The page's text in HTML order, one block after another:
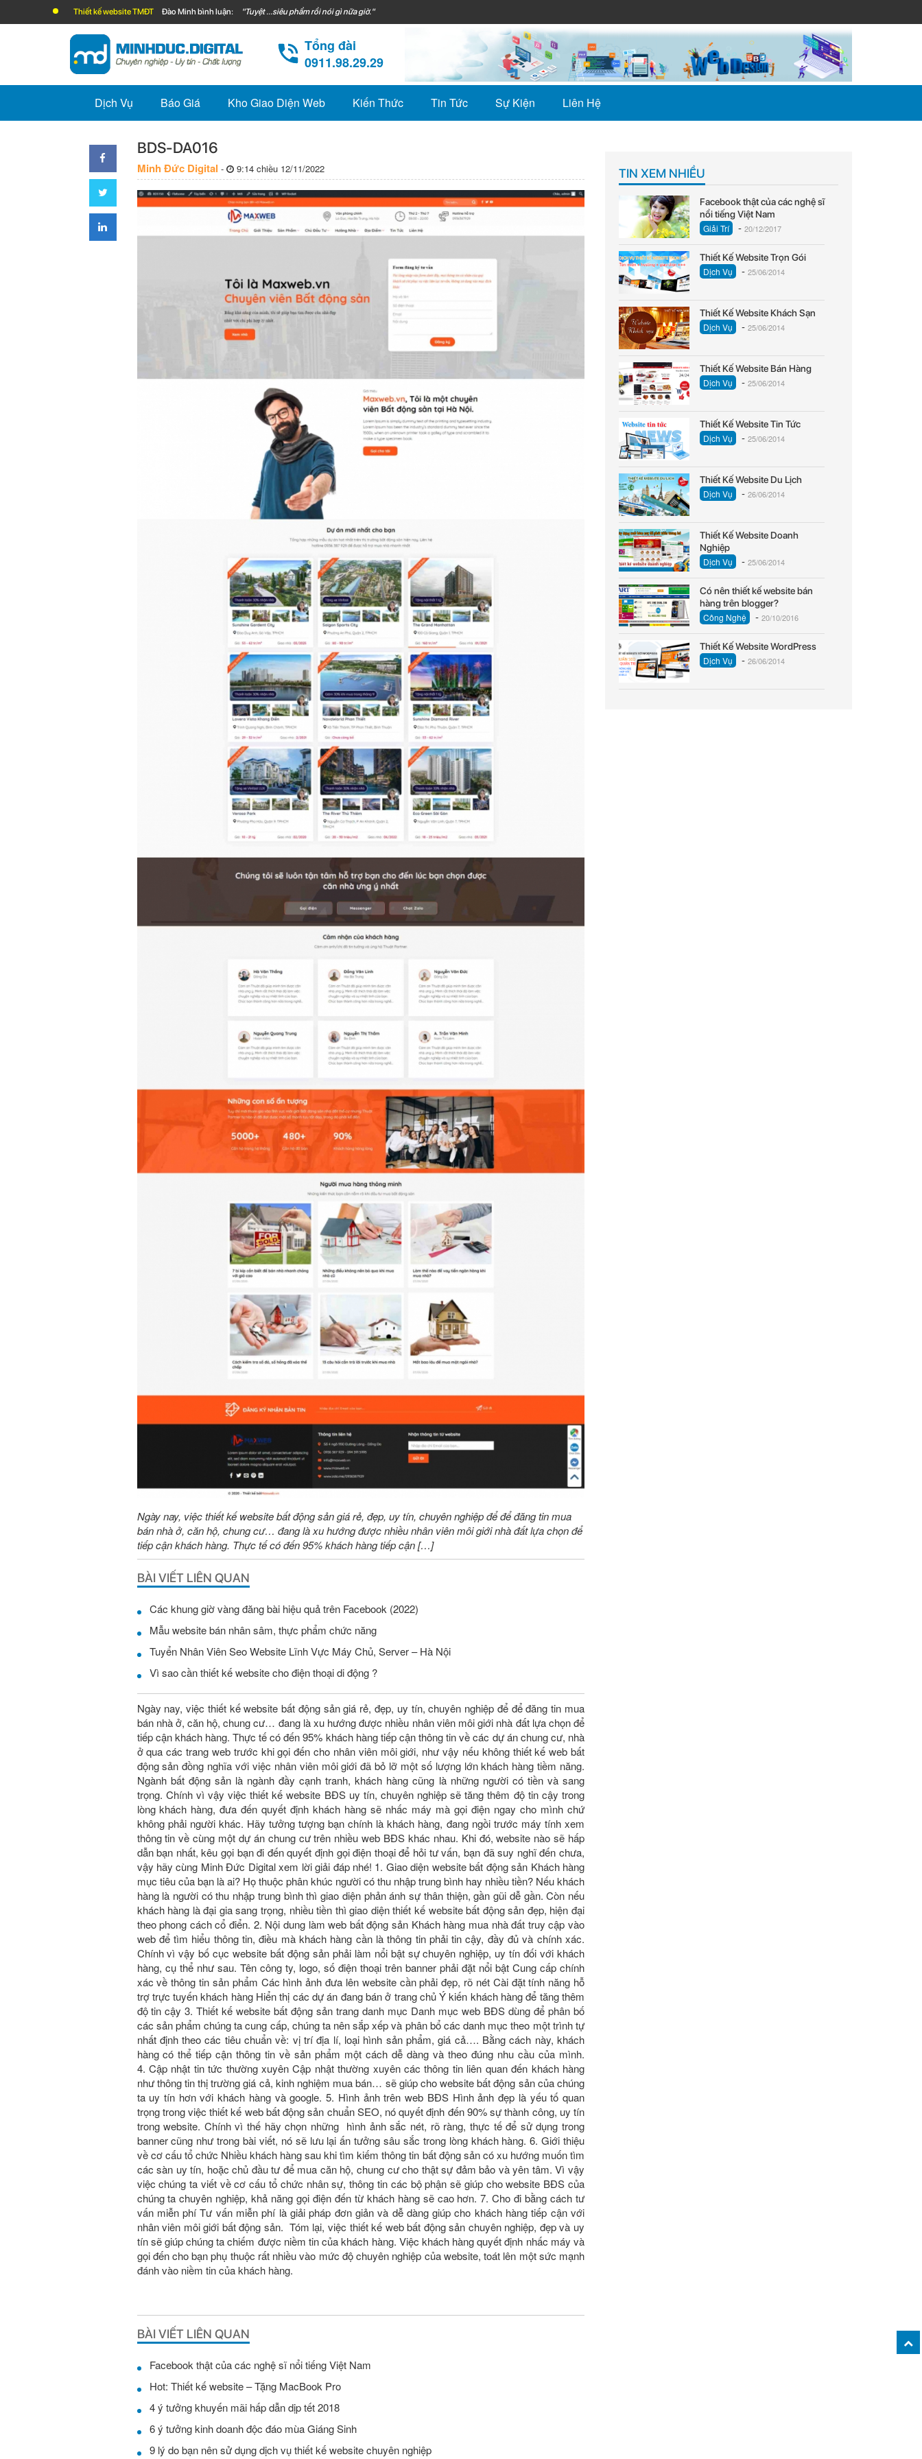
Thiết kế website TMĐT Đào Minh bình luận: "Tuyệt ...siêu phẩm rồi nói gì nữa giờ."
Tổng đài
0911.98.29.29
Dịch Vụ Báo Giá Kho Giao Diện Web Kiến Thức Tin Tức Sự Kiện Liên Hệ
BDS-DA016
Minh Đức Digital - 9:14 chiều 12/11/2022
Ngày nay, việc thiết kế website bất động sản giá rẻ, đẹp, uy tín, chuyên nghiệp để để đăng tin mua
bán nhà ở, căn hộ, chung cư… đang là xu hướng được nhiều nhân viên môi giới nhà đất lựa chọn để
tiếp cận khách hàng. Thực tế có đến 95% khách hàng tiếp cận […]
BÀI VIẾT LIÊN QUAN
Các khung giờ vàng đăng bài hiệu quả trên Facebook (2022)
Mẫu website bán nhân sâm, thực phẩm chức năng
Tuyển Nhân Viên Seo Website Lĩnh Vực Máy Chủ, Server – Hà Nội
Vì sao cần thiết kế website cho điện thoại di động ?
Ngày nay, việc thiết kế website bất động sản giá rẻ, đẹp, uy tín, chuyên nghiệp để để đăng tin mua
bán nhà ở, căn hộ, chung cư… đang là xu hướng được nhiều nhân viên môi giới nhà đất lựa chọn để
tiếp cận khách hàng. Thực tế có đến 95% khách hàng tiếp cận thông tin về các dự án chung cư, nhà
ở qua các trang web trước khi gọi đến cho nhân viên môi giới, như vậy nếu không thiết kế web bất
động sản đồng nghĩa với việc nhân viên môi giới đã bỏ lỡ một số lượng lớn khách hàng tiềm năng.
Ngành bất động sản là ngành đầy cạnh tranh, khách hàng cũng là những người có tiền và sang
trọng. Chính vì vậy việc thiết kế website BĐS uy tín, chuyên nghiệp sẽ tăng thêm độ tin cậy trong
lòng khách hàng, đưa đến quyết định khách hàng sẽ nhấc máy mà gọi điện ngay cho mình chứ
không phải người khác. Hãy tưởng tượng bạn chính là khách hàng, đang ngồi trước máy tính xem
thông tin về cùng một dự án chung cư trên nhiều web BĐS khác nhau. Khi đó, website nào sẽ hấp
dẫn bạn nhất, kêu gọi bạn đi đến quyết định gọi điện thoại để hỏi tư vấn, bạn đã suy nghĩ đến chưa,
vậy hãy cùng Minh Đức Digital xem lời giải đáp nhé! 1. Giao diện website bất động sản Khách hàng
mục tiêu của bạn là ai? Họ thuộc phân khúc người có thu nhập trung bình hay nhiều tiền? Nếu khách
hàng là người có thu nhập trung bình thì giao diện phản ánh sự thân thiện, gần gũi dễ gần. Còn nếu
khách hàng là đại gia sang trọng, nhiều tiền thì giao diện thiết kế website bất động sản đẹp, hiện đại
theo phong cách cổ điển. 2. Nội dung làm web bất động sản Khách hàng mua nhà đất truy cập vào
web để tìm hiểu thông tin, điều mà khách hàng cần là thông tin phải tin cậy, đầy đủ và chính xác.
Chính vì vậy bố cục website bất động sản phải làm nổi bật sự chuyên nghiệp, uy tín đối với khách
hàng, cụ thể như sau. Tên công ty, logo, số điện thoại trên banner phải đặt nổi bật Cung cấp chính
xác về thông tin sản phẩm Các hình ảnh đưa lên website cần phải đẹp, rõ nét Cài đặt tính năng hỗ
trợ trực tuyến khách hàng Hiển thị các dự án đang bán ở trang chủ Ý kiến khách hàng để tăng thêm
độ tin cậy 3. Thiết kế website bất động sản trang danh mục Danh mục web BĐS dùng để phân bố
các sản phẩm chúng ta cung cấp, chúng ta nên sắp xếp và phân bổ các danh mục theo một trình tự
nhất định theo các tiêu chuẩn về: vị trí địa lí, loại hình sản phẩm, giá cả…. Bằng cách này, khách
hàng có thể tiếp cận thông tin về sản phẩm một cách dễ dàng và theo đúng nhu cầu của mình.
4. Cập nhật tin tức thường xuyên Cập nhật thường xuyên các thông tin liên quan đến khách hàng
như thông tin thị trường giá cả, kinh nghiệm mua bán… sẽ giúp cho website bất động sản của chúng
ta uy tín hơn với khách hàng và google. 5. Hình ảnh trên web BĐS Hình ảnh đẹp là yếu tố quan
trọng trong việc thiết kế web bất động sản chuẩn SEO, nó quyết định đến 90% sự thành công, uy tín
trong website. Chính vì thế hãy chọn những hình ảnh sắc nét, rõ ràng, thực tế để sử dụng trong
banner cũng như trong bài viết, nó sẽ lưu lại ấn tưởng sâu sắc trong lòng khách hàng. 6. Giới thiệu
về cơ cấu tổ chức Nhiều khách hàng sau khi tìm kiếm thông tin bất động sản có xu hướng muốn tìm
các sàn uy tín, hoặc chủ đầu tư để mua căn hộ, chung cư cho thật sự đảm bảo và yên tâm. Vì vậy
việc chúng ta viết về cơ cấu tổ chức nhân sự, thông tin các bộ phận sẽ giúp cho website BĐS của
chúng ta chuyên nghiệp, khả năng gọi điện đến từ khách hàng sẽ cao hơn. 7. Cho đi bằng cách tư
vấn miễn phí Tư vấn miễn phí là giải pháp đơn giản và dễ dàng giúp cho khách hàng tiếp cận với
nhân viên môi giới bất động sản. Tóm lại, việc thiết kế web bất động sản chuyên nghiệp, đẹp và uy
tín sẽ giúp chúng ta chiếm được niềm tin của khách hàng. Việc khách hàng quyết định nhấc máy và
gọi đến cho bạn phụ thuộc rất nhiều vào mức độ chuyên nghiệp của website, toát lên một sức mạnh
đánh vào niềm tin của khách hàng.
BÀI VIẾT LIÊN QUAN
Facebook thật của các nghệ sĩ nổi tiếng Việt Nam
Hot: Thiết kế website – Tặng MacBook Pro
4 ý tưởng khuyến mãi hấp dẫn dịp tết 2018
6 ý tưởng kinh doanh độc đáo mùa Giáng Sinh
9 lý do bạn nên sử dụng dịch vụ thiết kế website chuyên nghiệp
TIN XEM NHIỀU
Facebook thật của các nghệ sĩ
nổi tiếng Việt Nam
Giải Trí - 20/12/2017
Thiết Kế Website Trọn Gói
Dịch Vụ - 25/06/2014
Thiết Kế Website Khách Sạn
Dịch Vụ - 25/06/2014
Thiết Kế Website Bán Hàng
Dịch Vụ - 25/06/2014
Thiết Kế Website Tin Tức
Dịch Vụ - 25/06/2014
Thiết Kế Website Du Lịch
Dịch Vụ - 26/06/2014
Thiết Kế Website Doanh
Nghiệp
Dịch Vụ - 25/06/2014
Có nên thiết kế website bán
hàng trên blogger?
Công Nghệ - 20/10/2016
Thiết Kế Website WordPress
Dịch Vụ - 26/06/2014